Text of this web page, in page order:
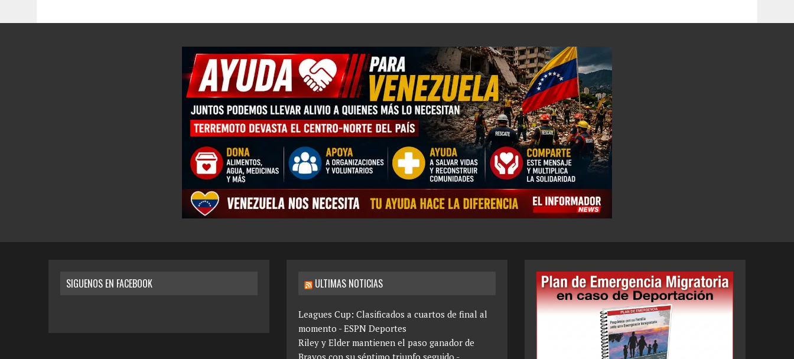
SIGUENOS EN FACEBOOK ULTIMAS NOTICIAS
Leagues Cup: Clasificados a cuartos de final al
momento - ESPN Deportes
Riley y Elder mantienen el paso ganador de